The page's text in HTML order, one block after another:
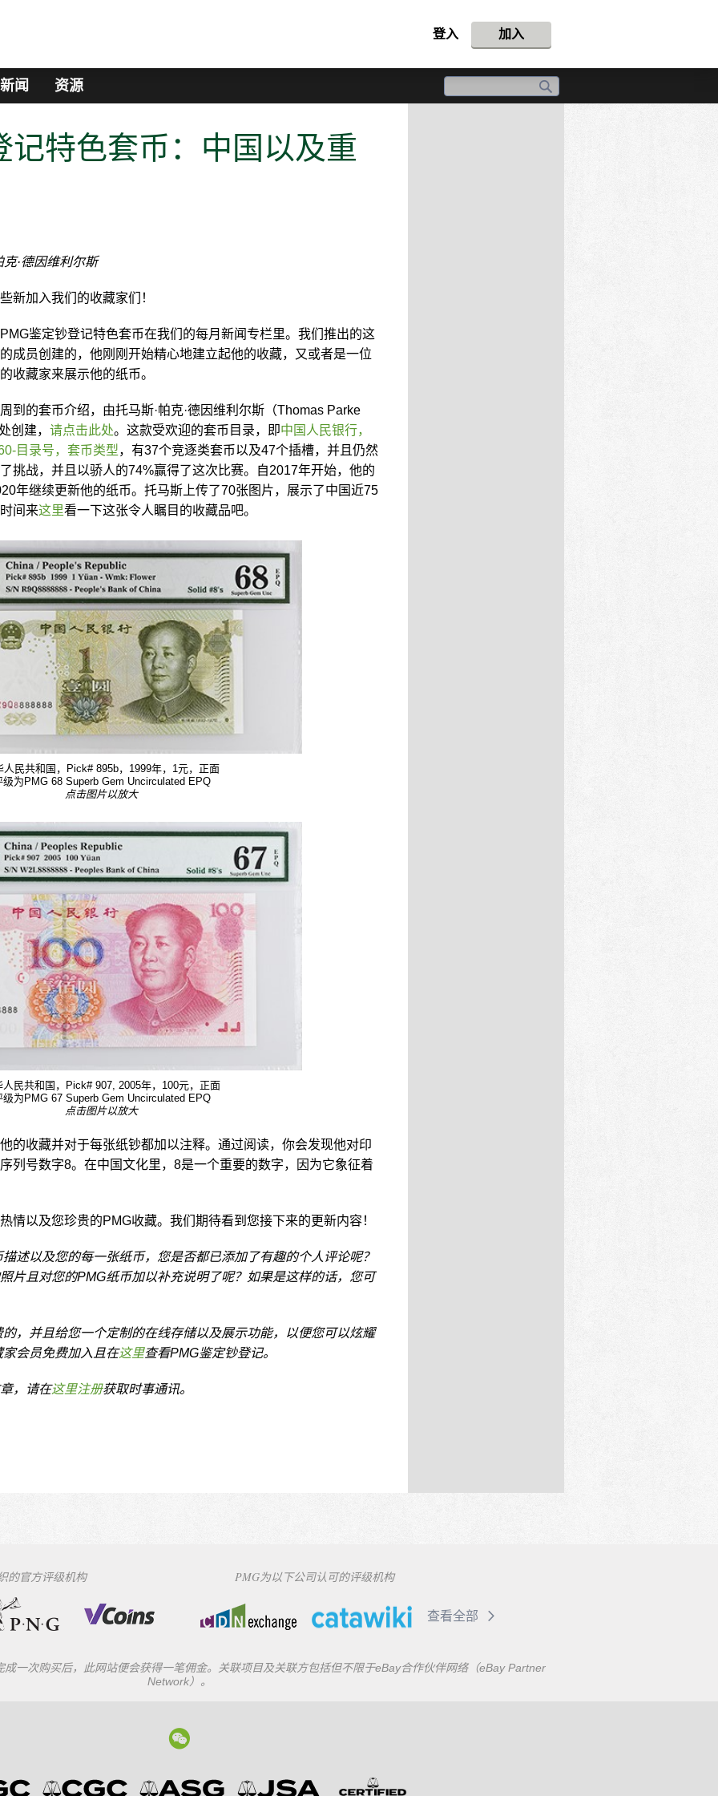
登入 加入
新闻 资源
记特色套币：中国以及重
·德因维利尔斯
新加入我们的收藏家们！
鉴定钞登记特色套币在我们的每月新闻专栏里。我们推出的这
成员创建的，他刚刚开始精心地建立起他的收藏，又或者是一位
收藏家来展示他的纸币。
到的套币介绍，由托马斯·帕克·德因维利尔斯（Thomas Parke
创建， 请点击此处。这款受欢迎的套币目录，即中国人民银行，
目录号，套币类型，有37个竞逐类套币以及47个插槽，并且仍然
挑战，并且以骄人的74%赢得了这次比赛。自2017年开始，他的
年继续更新他的纸币。托马斯上传了70张图片，展示了中国近75
间来这里看一下这张令人瞩目的收藏品吧。
人民共和国，Pick# 895b，1999年，1元，正面
级为PMG 68 Superb Gem Uncirculated EPQ
点击图片以放大
人民共和国，Pick# 907, 2005年，100元，正面
级为PMG 67 Superb Gem Uncirculated EPQ
点击图片以放大
的收藏并对于每张纸钞都加以注释。通过阅读，你会发现他对印
列号数字8。在中国文化里，8是一个重要的数字，因为它象征着
情以及您珍贵的PMG收藏。我们期待看到您接下来的更新内容！
述以及您的每一张纸币，您是否都已添加了有趣的个人评论呢？
片且对您的PMG纸币加以补充说明了呢？如果是这样的话，您可
，并且给您一个定制的在线存储以及展示功能，以便您可以炫耀
会员免费加入且在这里查看PMG鉴定钞登记。
，请在这里注册获取时事通讯。
的官方评级机构 PMG为以下公司认可的评级机构
查看全部
一次购买后，此网站便会获得一笔佣金。关联项目及关联方包括但不限于eBay合作伙伴网络（eBay Partner
Network）。